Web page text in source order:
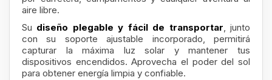
aire libre.
Su diseño plegable y fácil de transportar, junto
con su soporte ajustable incorporado, permitirá
capturar la máxima luz solar y mantener tus
dispositivos encendidos. Aprovecha el poder del sol
para obtener energía limpia y confiable.